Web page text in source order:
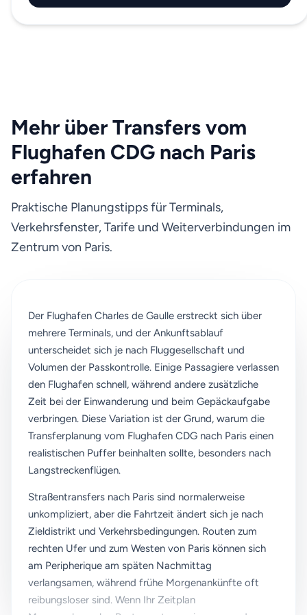
Mehr über Transfers vom
Flughafen CDG nach Paris
erfahren
Praktische Planungstipps für Terminals,
Verkehrsfenster, Tarife und Weiterverbindungen im
Zentrum von Paris.
Der Flughafen Charles de Gaulle erstreckt sich über
mehrere Terminals, und der Ankunftsablauf
unterscheidet sich je nach Fluggesellschaft und
Volumen der Passkontrolle. Einige Passagiere verlassen
den Flughafen schnell, während andere zusätzliche
Zeit bei der Einwanderung und beim Gepäckaufgabe
verbringen. Diese Variation ist der Grund, warum die
Transferplanung vom Flughafen CDG nach Paris einen
realistischen Puffer beinhalten sollte, besonders nach
Langstreckenflügen.
Straßentransfers nach Paris sind normalerweise
unkompliziert, aber die Fahrtzeit ändert sich je nach
Zieldistrikt und Verkehrsbedingungen. Routen zum
rechten Ufer und zum Westen von Paris können sich
am Peripherique am späten Nachmittag
verlangsamen, während frühe Morgenankünfte oft
reibungsloser sind. Wenn Ihr Zeitplan